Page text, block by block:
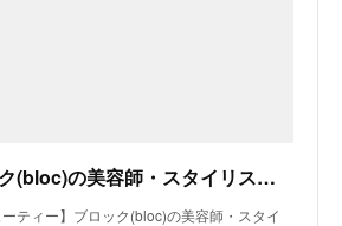
柏 昌弘｜ブロック(bloc)の美容師・スタイリスト｜ホットペッパービューティー
ーティー】ブロック(bloc)の美容師・スタイ